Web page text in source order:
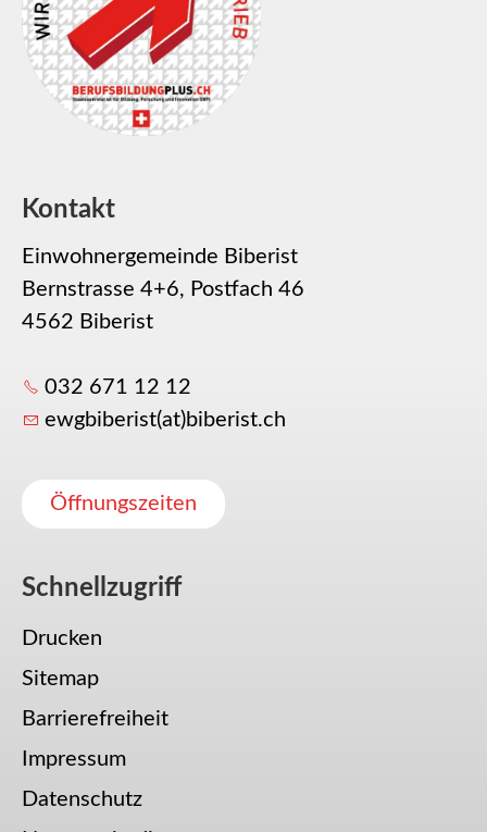
Kontakt
Einwohnergemeinde Biberist
Bernstrasse 4+6, Postfach 46
4562 Biberist
032 671 12 12
ewgbiberist(at)biberist.ch
Öffnungszeiten
Schnellzugriff
Drucken
Sitemap
Barrierefreiheit
Impressum
Datenschutz